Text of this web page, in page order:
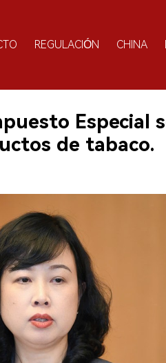
REGULACIÓN CHINA
Especial
de tabaco.